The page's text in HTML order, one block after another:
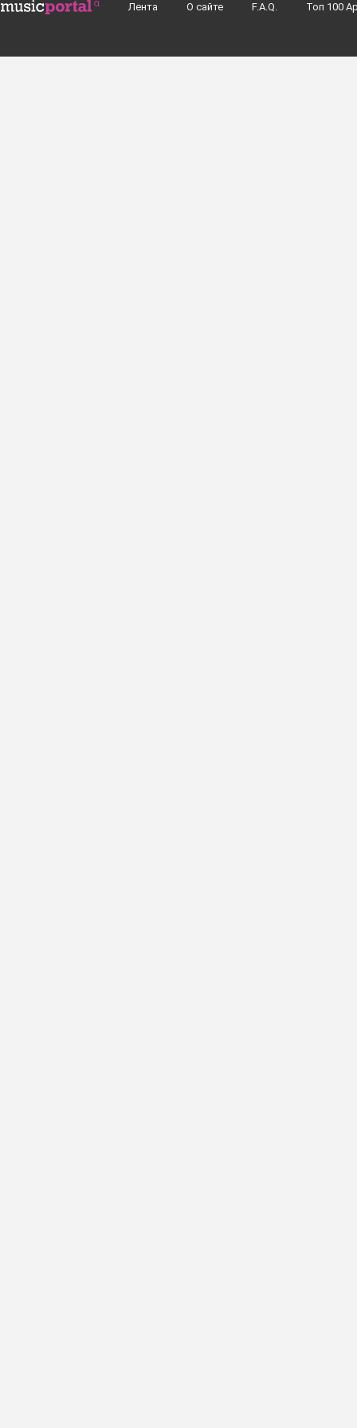
Перейти к основному содержанию
Лента О сайте F.A.Q. Toп 100